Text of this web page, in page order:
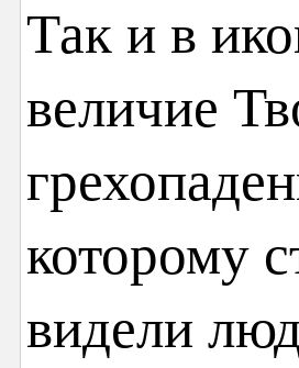
Так и в
величие
которому
видели